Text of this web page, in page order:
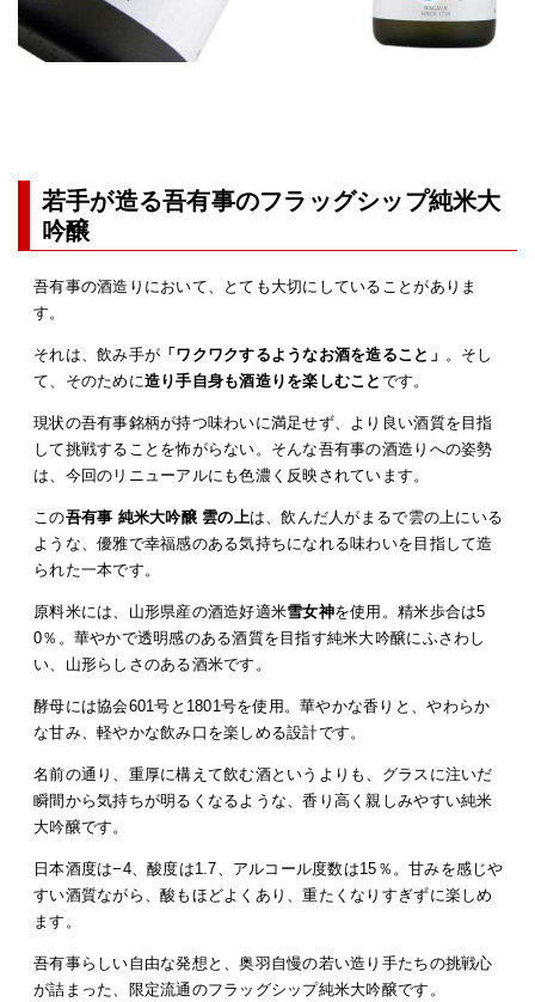
若手が造る吾有事のフラッグシップ純米大
吟醸
吾有事の酒造りにおいて、とても大切にしていることがありま
す。
それは、飲み手が 「ワクワクするようなお酒を造ること」 。そし
て、そのために造り手自身も酒造りを楽しむこと です。
現状の吾有事銘柄が持つ味わいに満足せず、より良い酒質を目指
して挑戦することを怖がらない。そんな吾有事の酒造りへの姿勢
は、今回のリニューアルにも色濃く反映されています。
この吾有事 純米大吟醸 雲の上は、飲んだ人がまるで雲の上にいる
ような、優雅で幸福感のある気持ちになれる味わいを目指して造
られた一本です。
原料米には、山形県産の酒造好適米雪女神を使用。精米歩合は5
0％。華やかで透明感のある酒質を目指す純米大吟醸にふさわし
い、山形らしさのある酒米です。
酵母には協会601号と1801号を使用。華やかな香りと、やわらか
な甘み、軽やかな飲み口を楽しめる設計です。
名前の通り、重厚に構えて飲む酒というよりも、グラスに注いだ
瞬間から気持ちが明るくなるような、香り高く親しみやすい純米
大吟醸です。
日本酒度は−4、酸度は1.7、アルコール度数は15％。甘みを感じや
すい酒質ながら、酸もほどよくあり、重たくなりすぎずに楽しめ
ます。
吾有事らしい自由な発想と、奥羽自慢の若い造り手たちの挑戦心
が詰まった、限定流通のフラッグシップ純米大吟醸です。